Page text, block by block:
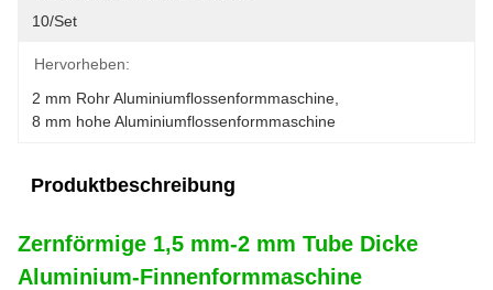
10/set
Hervorheben:
2 mm Rohr Aluminiumflossenformmaschine
8 mm hohe Aluminiumflossenformmaschine
Produktbeschreibung
Zernförmige 1,5 mm-2 mm Tube Dicke
Aluminium-Finnenformmaschine